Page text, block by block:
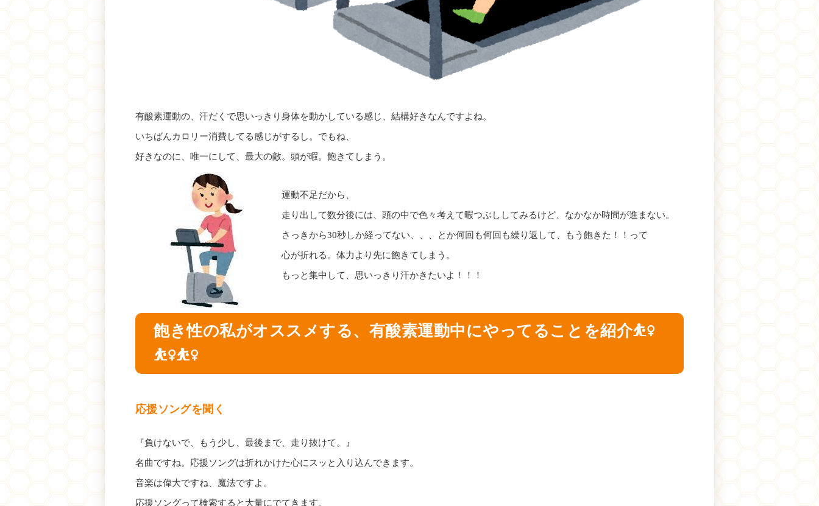
有酸素運動の、汗だくで思いっきり身体を動かしている感じ、結構好きなんですよね。
いちばんカロリー消費してる感じがするし。でもね、
好きなのに、唯一にして、最大の敵。頭が暇。飽きてしまう。
運動不足だから、
走り出して数分後には、頭の中で色々考えて暇つぶししてみるけど、なかなか時間が進まない。
さっきから30秒しか経ってない、、、とか何回も何回も繰り返して、もう飽きた！！って
心が折れる。体力より先に飽きてしまう。
もっと集中して、思いっきり汗かきたいよ！！！
飽き性の私がオススメする、有酸素運動中にやってることを紹介⛹️‍♀️
⛹️‍♀️⛹️‍♀️
応援ソングを聞く
『負けないで、もう少し、最後まで、走り抜けて。』
名曲ですね。応援ソングは折れかけた心にスッと入り込んできます。
音楽は偉大ですね、魔法ですよ。
応援ソングって検索すると大量にでてきます。